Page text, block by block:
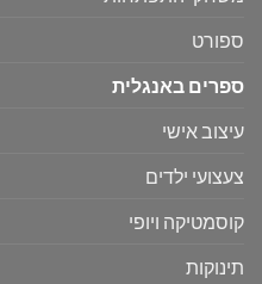
ספורט
ספרים באנגלית
עיצוב אישי
צעצועי ילדים
קוסמטיקה ויופי
תינוקות